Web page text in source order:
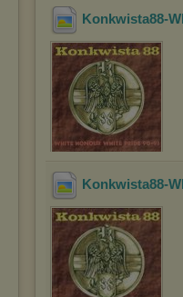
Konkwista88-
Konkwista88-